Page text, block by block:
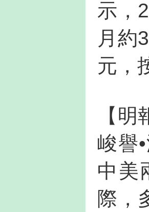
示，
月約
元，
【
峻譽
中美
際，